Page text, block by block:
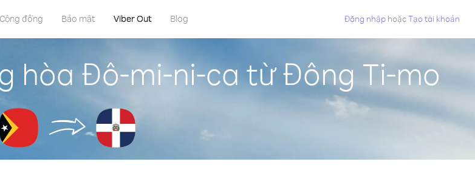
Cộng đồng Bảo mật Viber Out Blog Đăng nhập hoặcTạo tài khoản
hòa Đô-mi-ni-ca từ Đông Ti-mo